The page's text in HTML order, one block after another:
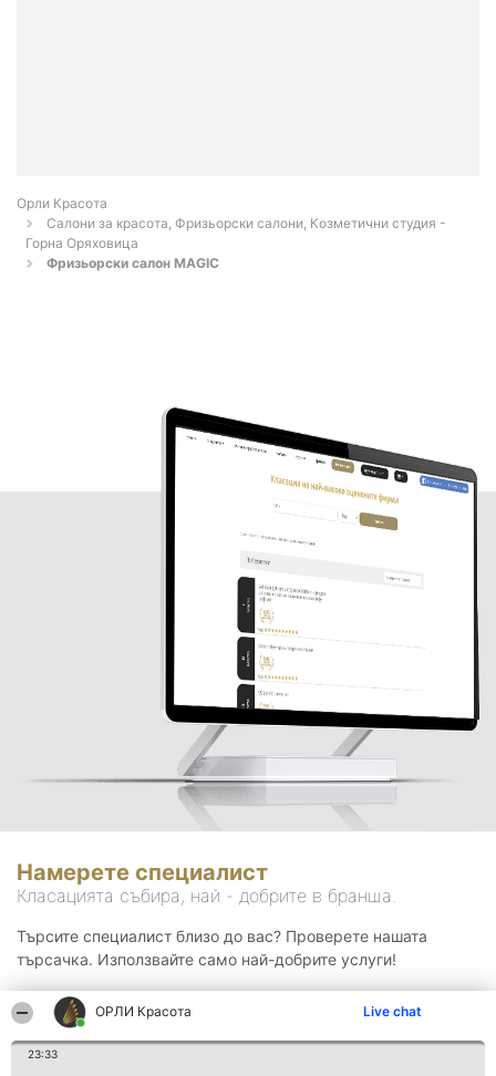
ОРЛИ Красота Live chat
23:33
Орли Красота
Салони за красота, Фризьорски салони, Козметични студия -
Горна Оряховица
Фризьорски салон MAGIC
Намерете специалист
Класацията събира, най - добрите в бранша.
Търсите специалист близо до вас? Проверете нашата
търсачка. Използвайте само най-добрите услуги!